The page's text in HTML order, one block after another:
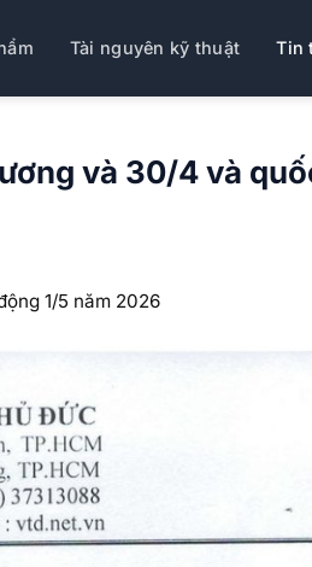
Tài nguyên kỹ thuật Tin
và 30/4 và
1/5 năm 2026